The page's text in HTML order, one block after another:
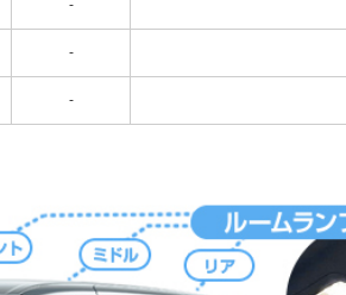
-
-
-